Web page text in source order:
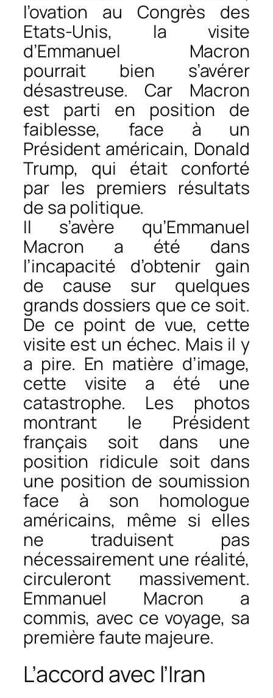
l’ovation au Congrès des
Etats-Unis, la visite
d’Emmanuel Macron
pourrait bien s’avérer
désastreuse. Car Macron
est parti en position de
faiblesse, face à un
Président américain, Donald
Trump, qui était conforté
par les premiers résultats
de sa politique.
Il s’avère qu’Emmanuel
Macron a été dans
l’incapacité d’obtenir gain
de cause sur quelques
grands dossiers que ce soit.
De ce point de vue, cette
visite est un échec. Mais il y
a pire. En matière d’image,
cette visite a été une
catastrophe. Les photos
montrant le Président
français soit dans une
position ridicule soit dans
une position de soumission
face à son homologue
américains, même si elles
ne traduisent pas
nécessairement une réalité,
circuleront massivement.
Emmanuel Macron a
commis, avec ce voyage, sa
première faute majeure.
L’accord avec l’Iran